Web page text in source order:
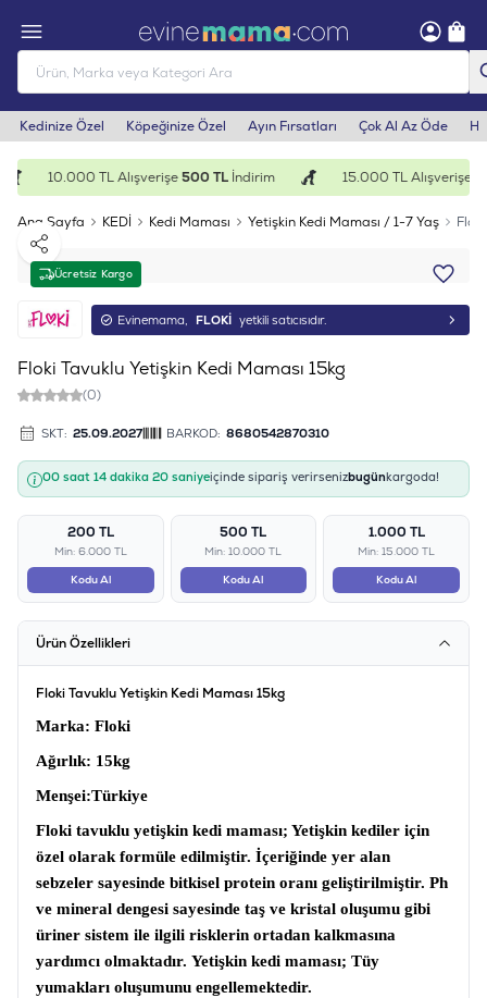
Kedinize Özel Köpeğinize Özel Ayın Fırsatları Çok Al Az Öde
10.000 TL Alışverişe500 TLİndirim 15.000 TL Alışverişe
Ana Sayfa KEDİ Kedi Maması Yetişkin Kedi Maması / 1-7 Yaş
Ücretsiz Kargo
Paylaş
Evinemama, FLOKİ yetkili satıcısıdır.
Floki Tavuklu Yetişkin Kedi Maması 15kg
(0)
SKT: 25.09.2027 BARKOD: 8680542870310
00 saat 14 dakika 20 saniyeiçinde sipariş verirsenizbugünkargoda!
200 TL
Min: 6.000 TL
Kodu Al
500 TL
Min: 10.000 TL
Kodu Al
1.000 TL
Min: 15.000 TL
Kodu Al
Ürün Özellikleri
Floki Tavuklu Yetişkin Kedi Maması 15kg
Marka: Floki
Ağırlık: 15kg
Menşei:Türkiye
Floki tavuklu yetişkin kedi maması; Yetişkin kediler için
özel olarak formüle edilmiştir. İçeriğinde yer alan
sebzeler sayesinde bitkisel protein oranı geliştirilmiştir. Ph
ve mineral dengesi sayesinde taş ve kristal oluşumu gibi
üriner sistem ile ilgili risklerin ortadan kalkmasına
yardımcı olmaktadır. Yetişkin kedi maması; Tüy
yumakları oluşumunu engellemektedir.